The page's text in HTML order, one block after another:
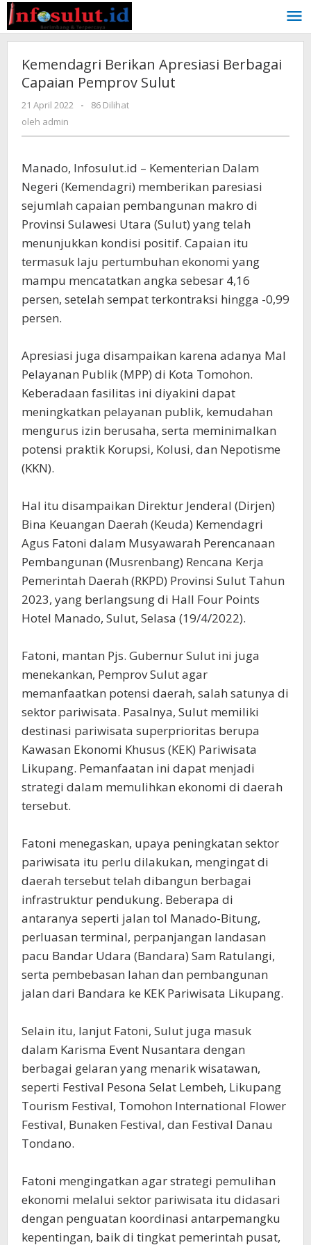
Lewati
ke
konten
Kemendagri Berikan Apresiasi Berbagai
Capaian Pemprov Sulut
21 April 2022
oleh
-
86 Dilihat
oleh admin
Manado, Infosulut.id – Kementerian Dalam
Negeri (Kemendagri) memberikan paresiasi
sejumlah capaian pembangunan makro di
Provinsi Sulawesi Utara (Sulut) yang telah
menunjukkan kondisi positif. Capaian itu
termasuk laju pertumbuhan ekonomi yang
mampu mencatatkan angka sebesar 4,16
persen, setelah sempat terkontraksi hingga -0,99
persen.
Apresiasi juga disampaikan karena adanya Mal
Pelayanan Publik (MPP) di Kota Tomohon.
Keberadaan fasilitas ini diyakini dapat
meningkatkan pelayanan publik, kemudahan
mengurus izin berusaha, serta meminimalkan
potensi praktik Korupsi, Kolusi, dan Nepotisme
(KKN).
Hal itu disampaikan Direktur Jenderal (Dirjen)
Bina Keuangan Daerah (Keuda) Kemendagri
Agus Fatoni dalam Musyawarah Perencanaan
Pembangunan (Musrenbang) Rencana Kerja
Pemerintah Daerah (RKPD) Provinsi Sulut Tahun
2023, yang berlangsung di Hall Four Points
Hotel Manado, Sulut, Selasa (19/4/2022).
Fatoni, mantan Pjs. Gubernur Sulut ini juga
menekankan, Pemprov Sulut agar
memanfaatkan potensi daerah, salah satunya di
sektor pariwisata. Pasalnya, Sulut memiliki
destinasi pariwisata superprioritas berupa
Kawasan Ekonomi Khusus (KEK) Pariwisata
Likupang. Pemanfaatan ini dapat menjadi
strategi dalam memulihkan ekonomi di daerah
tersebut.
Fatoni menegaskan, upaya peningkatan sektor
pariwisata itu perlu dilakukan, mengingat di
daerah tersebut telah dibangun berbagai
infrastruktur pendukung. Beberapa di
antaranya seperti jalan tol Manado-Bitung,
perluasan terminal, perpanjangan landasan
pacu Bandar Udara (Bandara) Sam Ratulangi,
serta pembebasan lahan dan pembangunan
jalan dari Bandara ke KEK Pariwisata Likupang.
Selain itu, lanjut Fatoni, Sulut juga masuk
dalam Karisma Event Nusantara dengan
berbagai gelaran yang menarik wisatawan,
seperti Festival Pesona Selat Lembeh, Likupang
Tourism Festival, Tomohon International Flower
Festival, Bunaken Festival, dan Festival Danau
Tondano.
Fatoni mengingatkan agar strategi pemulihan
ekonomi melalui sektor pariwisata itu didasari
dengan penguatan koordinasi antarpemangku
kepentingan, baik di tingkat pemerintah pusat,